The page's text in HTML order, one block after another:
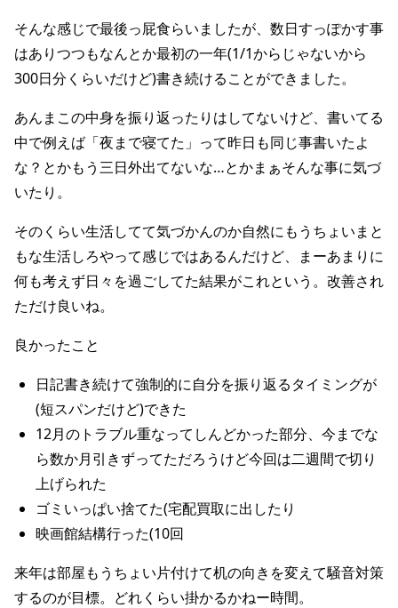
そんな感じで最後っ屁食らいましたが、数日すっぽかす事
はありつつもなんとか最初の一年(1/1からじゃないから
300日分くらいだけど)書き続けることができました。
あんまこの中身を振り返ったりはしてないけど、書いてる
中で例えば「夜まで寝てた」って昨日も同じ事書いたよ
な？とかもう三日外出てないな…とかまぁそんな事に気づ
いたり。
そのくらい生活してて気づかんのか自然にもうちょいまと
もな生活しろやって感じではあるんだけど、まーあまりに
何も考えず日々を過ごしてた結果がこれという。改善され
ただけ良いね。
良かったこと
日記書き続けて強制的に自分を振り返るタイミングが
(短スパンだけど)できた
12月のトラブル重なってしんどかった部分、今までな
ら数か月引きずってただろうけど今回は二週間で切り
上げられた
ゴミいっぱい捨てた(宅配買取に出したり
映画館結構行った(10回
来年は部屋もうちょい片付けて机の向きを変えて騒音対策
するのが目標。どれくらい掛かるかねー時間。